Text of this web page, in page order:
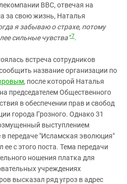
ВВС, отвечая на
за свою жизнь, Наталья
я забываю о страхе, потому
сильные чувства"7.
встреча сотрудников
название организации по
, после которой Наталья
председателем Общественного
в обеспечении прав и свобод
города Грозного. Однако 31
выступлением
передаче "Исламская эволюция"
ее с этого поста. Тема передачи
ношения платка для
учреждениях
высказал ряд угроз в адрес